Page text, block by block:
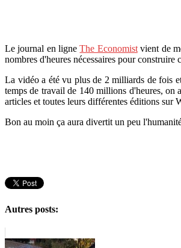
Le journal en ligneThe Economistvient de
nombres d'heures nécessaires pour construire
La vidéo a été vu plus de 2 milliards de fois
temps de travail de 140 millions d'heures, on
articles et toutes leurs différentes éditions sur
Bon au moin ça aura divertit un peu
Autres posts: